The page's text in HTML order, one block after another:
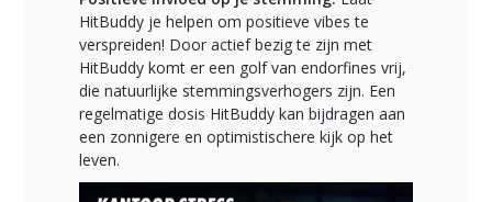
HitBuddy je helpen om positieve vibes te
verspreiden! Door actief bezig te zijn met
HitBuddy komt er een golf van endorfines vrij,
die natuurlijke stemmingsverhogers zijn. Een
regelmatige dosis HitBuddy kan bijdragen aan
een zonnigere en optimistischere kijk op het
leven.